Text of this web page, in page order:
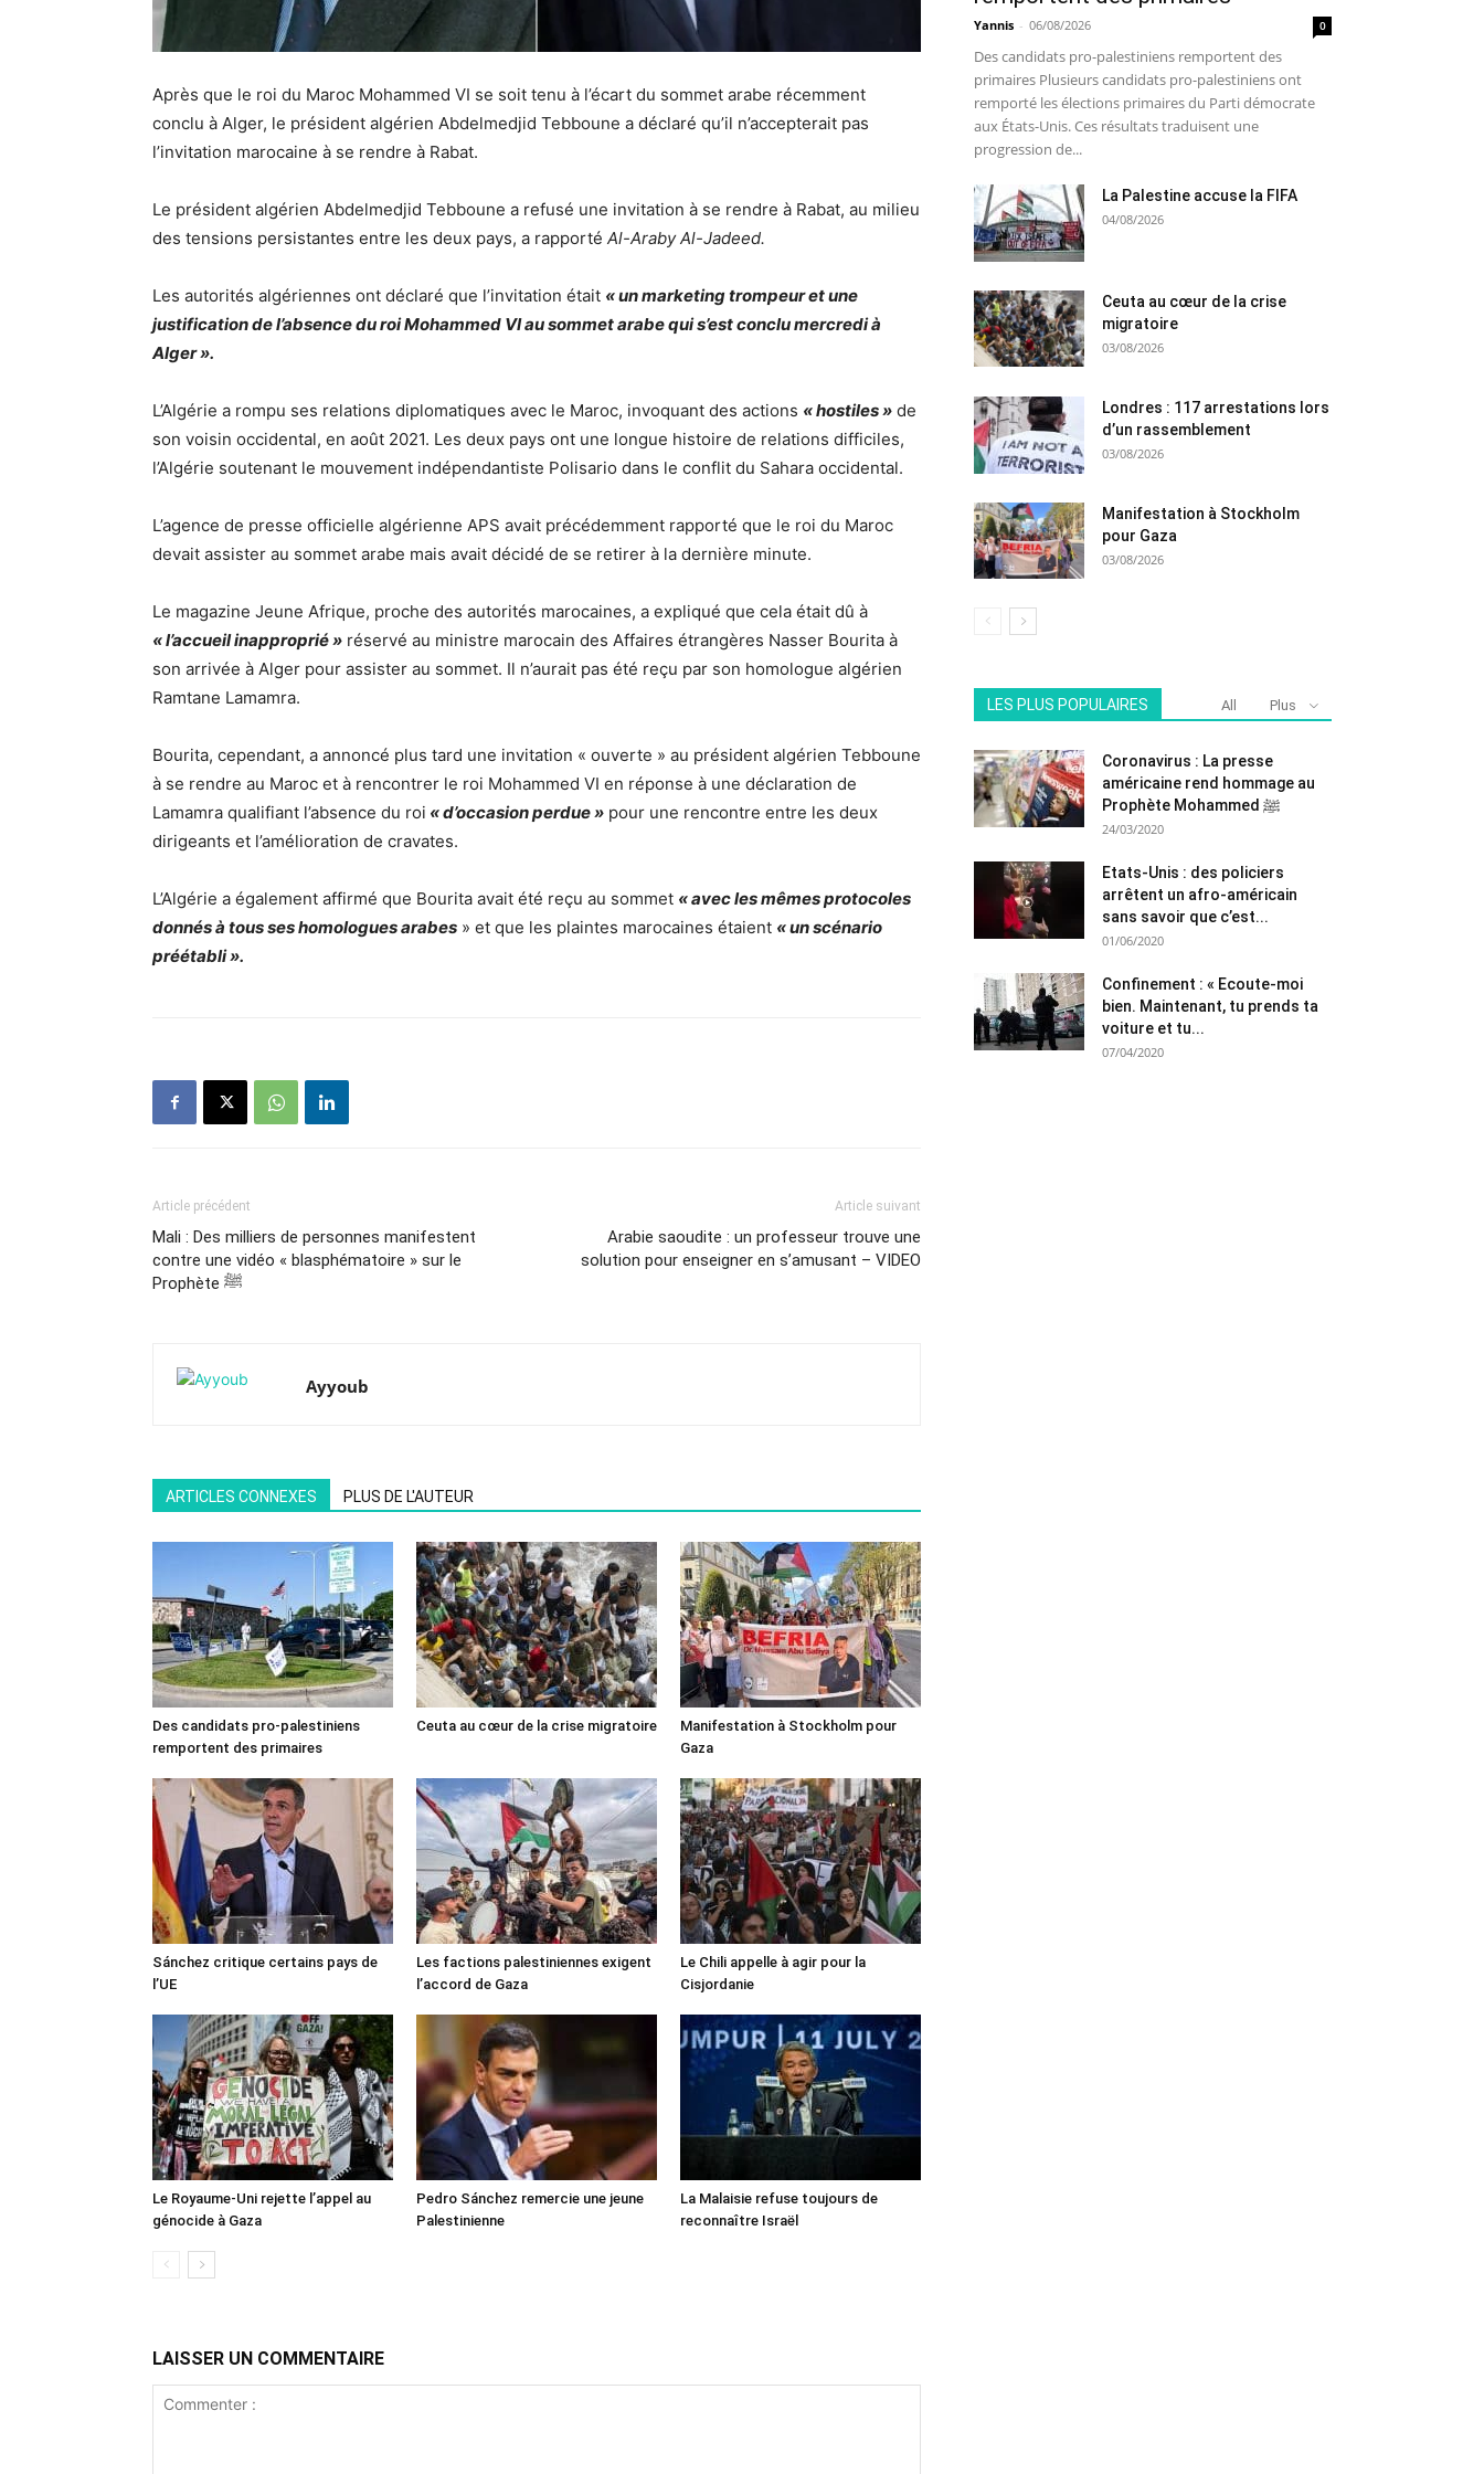
Après que le roi du Maroc Mohammed VI se soit tenu à l’écart du sommet arabe récemment
conclu à Alger, le président algérien Abdelmedjid Tebboune a déclaré qu’il n’accepterait pas
l’invitation marocaine à se rendre à Rabat.
Le président algérien Abdelmedjid Tebboune a refusé une invitation à se rendre à Rabat, au milieu
des tensions persistantes entre les deux pays, a rapporté Al-Araby Al-Jadeed.
Les autorités algériennes ont déclaré que l’invitation était « un marketing trompeur et une
justification de l’absence du roi Mohammed VI au sommet arabe qui s’est conclu mercredi à
Alger ».
L’Algérie a rompu ses relations diplomatiques avec le Maroc, invoquant des actions « hostiles » de
son voisin occidental, en août 2021. Les deux pays ont une longue histoire de relations difficiles,
l’Algérie soutenant le mouvement indépendantiste Polisario dans le conflit du Sahara occidental.
L’agence de presse officielle algérienne APS avait précédemment rapporté que le roi du Maroc
devait assister au sommet arabe mais avait décidé de se retirer à la dernière minute.
Le magazine Jeune Afrique, proche des autorités marocaines, a expliqué que cela était dû à
« l’accueil inapproprié » réservé au ministre marocain des Affaires étrangères Nasser Bourita à
son arrivée à Alger pour assister au sommet. Il n’aurait pas été reçu par son homologue algérien
Ramtane Lamamra.
Bourita, cependant, a annoncé plus tard une invitation « ouverte » au président algérien Tebboune
à se rendre au Maroc et à rencontrer le roi Mohammed VI en réponse à une déclaration de
Lamamra qualifiant l’absence du roi « d’occasion perdue » pour une rencontre entre les deux
dirigeants et l’amélioration de cravates.
L’Algérie a également affirmé que Bourita avait été reçu au sommet « avec les mêmes protocoles
donnés à tous ses homologues arabes » et que les plaintes marocaines étaient « un scénario
préétabli ».
Article précédent
Mali : Des milliers de personnes manifestent
contre une vidéo « blasphématoire » sur le
Prophète ﷺ
Article suivant
Arabie saoudite : un professeur trouve une
solution pour enseigner en s’amusant – VIDEO
Ayyoub
ARTICLES CONNEXES PLUS DE L'AUTEUR
Des candidats pro-palestiniens
remportent des primaires
Ceuta au cœur de la crise migratoire
Manifestation à Stockholm pour
Gaza
Sánchez critique certains pays de
l’UE
Les factions palestiniennes exigent
l’accord de Gaza
Le Chili appelle à agir pour la
Cisjordanie
Le Royaume-Uni rejette l’appel au
génocide à Gaza
Pedro Sánchez remercie une jeune
Palestinienne
La Malaisie refuse toujours de
reconnaître Israël
LAISSER UN COMMENTAIRE
Yannis - 06/08/2026 0
Des candidats pro-palestiniens remportent des
primaires Plusieurs candidats pro-palestiniens ont
remporté les élections primaires du Parti démocrate
aux États-Unis. Ces résultats traduisent une
progression de...
La Palestine accuse la FIFA
04/08/2026
Ceuta au cœur de la crise
migratoire
03/08/2026
Londres : 117 arrestations lors
d’un rassemblement
03/08/2026
Manifestation à Stockholm
pour Gaza
03/08/2026
LES PLUS POPULAIRES All Plus
Coronavirus : La presse
américaine rend hommage au
Prophète Mohammed ﷺ
24/03/2020
Etats-Unis : des policiers
arrêtent un afro-américain
sans savoir que c’est...
01/06/2020
Confinement : « Ecoute-moi
bien. Maintenant, tu prends ta
voiture et tu...
07/04/2020